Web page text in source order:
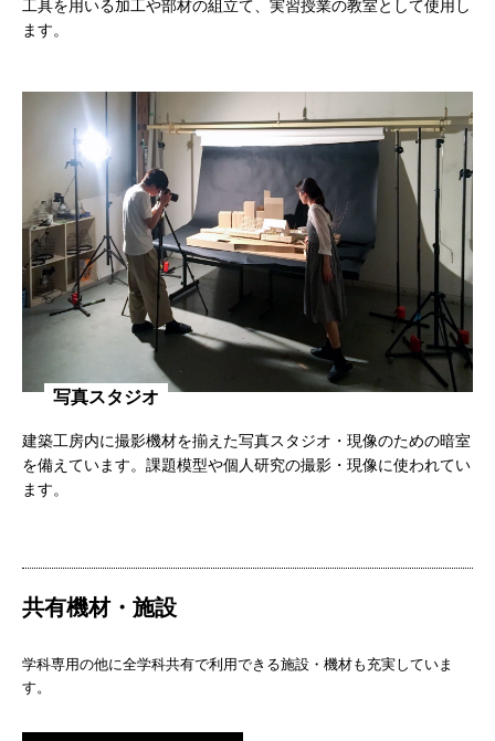
工具を用いる加工や部材の組立て、実習授業の教室として使用し
ます。
写真スタジオ
建築工房内に撮影機材を揃えた写真スタジオ・現像のための暗室
を備えています。課題模型や個人研究の撮影・現像に使われてい
ます。
共有機材・施設
学科専用の他に全学科共有で利用できる施設・機材も充実していま
す。